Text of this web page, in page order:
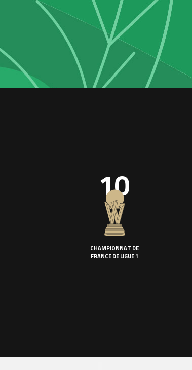
10
CHAMPIONNAT DE
FRANCE DE LIGUE 1